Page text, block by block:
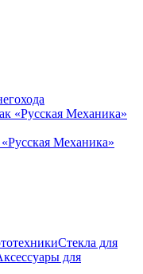
Механика»
Стекла для
для